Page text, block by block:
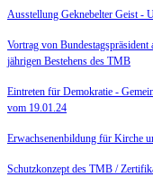
Ausstellung Geknebelter Geist -
Vortrag von
jährigen Bestehens des TMB
Eintreten für Demokratie -
vom 19.01.24
Erwachsenenbildung für Kirche
Schutzkonzept des TMB /